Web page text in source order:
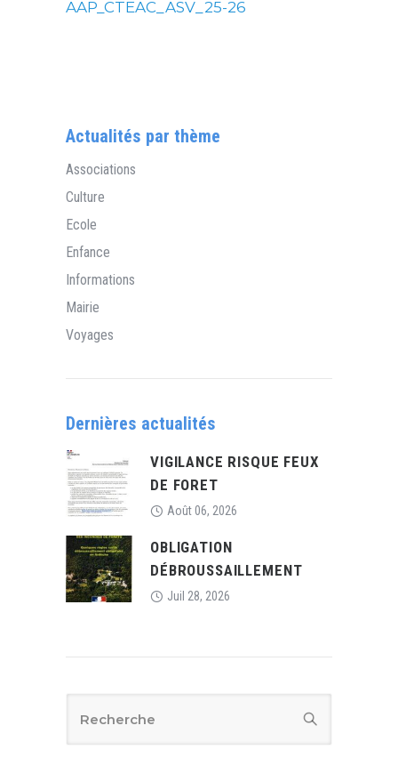
AAP_CTEAC_ASV_25-26
Actualités par thème
Associations
Culture
Ecole
Enfance
Informations
Mairie
Voyages
Dernières actualités
VIGILANCE RISQUE FEUX
DE FORET
Août 06, 2026
OBLIGATION
DÉBROUSSAILLEMENT
Juil 28, 2026